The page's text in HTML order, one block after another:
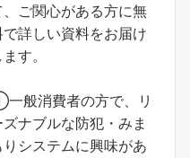
、ご関心がある方に無
で詳しい資料をお届け
ます。
般消費者の方で、リ
ズナブルな防犯・みま
りシステムに興味があ